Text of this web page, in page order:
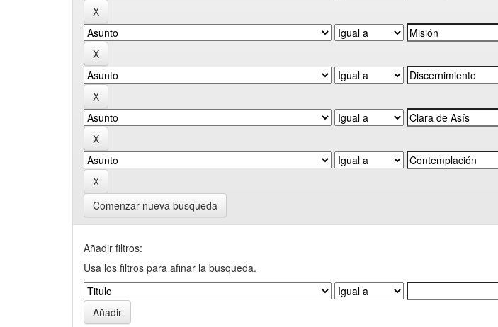
Comenzar nueva busqueda
Añadir filtros:
Usa los filtros para afinar la busqueda.